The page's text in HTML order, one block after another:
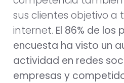
sus clientes objetivo a
internet. El 86% de
encuesta ha visto un
actividad en redes
empresas y